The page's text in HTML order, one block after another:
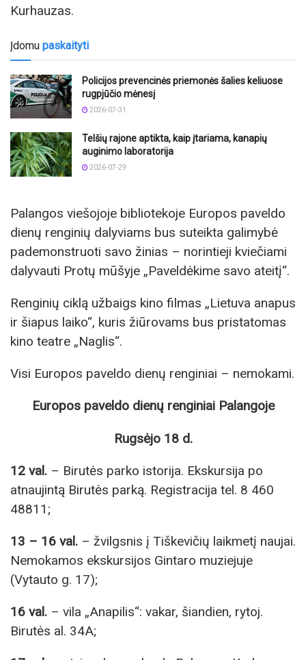
Kurhauzas.
Įdomu paskaityti
Policijos prevencinės priemonės šalies keliuose
rugpjūčio mėnesį
2026-07-31
Telšių rajone aptikta, kaip įtariama, kanapių
auginimo laboratorija
2026-07-29
Palangos viešojoje bibliotekoje Europos paveldo
dienų renginių dalyviams bus suteikta galimybė
pademonstruoti savo žinias – norintieji kviečiami
dalyvauti Protų mūšyje „Paveldėkime savo ateitį“.
Renginių ciklą užbaigs kino filmas „Lietuva anapus
ir šiapus laiko“, kuris žiūrovams bus pristatomas
kino teatre „Naglis“.
Visi Europos paveldo dienų renginiai – nemokami.
Europos paveldo dienų renginiai Palangoje
Rugsėjo 18 d.
12 val. – Birutės parko istorija. Ekskursija po
atnaujintą Birutės parką. Registracija tel. 8 460
48811;
13 – 16 val. – žvilgsnis į Tiškevičių laikmetį naujai.
Nemokamos ekskursijos Gintaro muziejuje
(Vytauto g. 17);
16 val. – vila „Anapilis“: vakar, šiandien, rytoj.
Birutės al. 34A;